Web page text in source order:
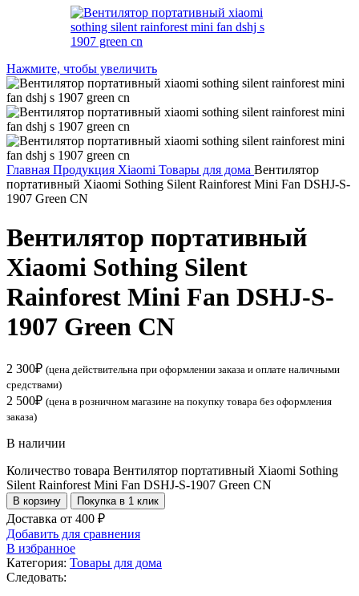
Нажмите, чтобы увеличить
Главная Продукция Xiaomi Товары для дома Вентилятор
портативный Xiaomi Sothing Silent Rainforest Mini Fan DSHJ-S-
1907 Green CN
Вентилятор портативный
Xiaomi Sothing Silent
Rainforest Mini Fan DSHJ-S-
1907 Green CN
2 300₽ (цена действительна при оформлении заказа и оплате наличными
средствами)
2 500₽ (цена в розничном магазине на покупку товара без оформления
заказа)
В наличии
Количество товара Вентилятор портативный Xiaomi Sothing
Silent Rainforest Mini Fan DSHJ-S-1907 Green CN
В корзину Покупка в 1 клик
Доставка от 400 ₽
Добавить для сравнения
В избранное
Категория: Товары для дома
Следовать: